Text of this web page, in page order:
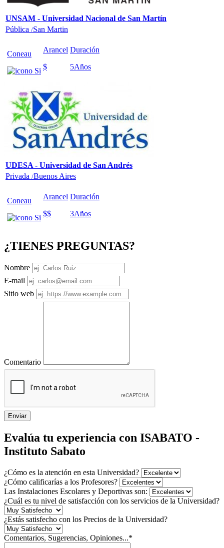
UNSAM - Universidad Nacional de San Martín
Pública /San Martin
Coneau
Arancel
$
Duración
5Años
UDESA - Universidad de San Andrés
Privada /Buenos Aires
Coneau
Arancel
$$
Duración
3Años
¿TIENES PREGUNTAS?
Nombre
E-mail
Sitio web
Comentario
Enviar
Evalúa tu experiencia con ISABATO -
Instituto Sabato
¿Cómo es la atención en esta Universidad?
¿Cómo calificarías a los Profesores?
Las Instalaciones Escolares y Deportivas son:
¿Cuál es tu nivel de satisfacción con los servicios de la Universidad?
¿Estás satisfecho con los Precios de la Universidad?
Comentarios, Sugerencias, Opiniones...*